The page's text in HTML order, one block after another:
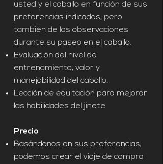
usted y el caballo en función de sus
preferencias indicadas, pero
también de las observaciones
durante su paseo en el caballo.
Evaluación del nivel de
entrenamiento, valor y
manejabilidad del caballo.
Lección de equitación para mejorar
las habilidades del jinete
Precio
Basándonos en sus preferencias,
podemos crear el viaje de compra